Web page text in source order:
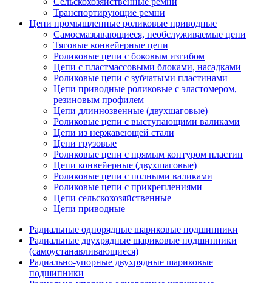
Транспортирующие ремни
Цепи промышленные роликовые приводные
Самосмазывающиеся, необслуживаемые цепи
Тяговые конвейерные цепи
Роликовые цепи с боковым изгибом
Цепи с пластмассовыми блоками, насадками
Роликовые цепи с зубчатыми пластинами
Цепи приводные роликовые с эластомером,
резиновым профилем
Цепи длиннозвенные (двухшаговые)
Роликовые цепи с выступающими валиками
Цепи из нержавеющей стали
Цепи грузовые
Роликовые цепи с прямым контуром пластин
Цепи конвейерные (двухшаговые)
Роликовые цепи с полными валиками
Роликовые цепи с прикреплениями
Цепи сельскохозяйственные
Цепи приводные
Радиальные однорядные шариковые подшипники
Радиальные двухрядные шариковые подшипники
(самоустанавливающиеся)
Радиально-упорные двухрядные шариковые
подшипники